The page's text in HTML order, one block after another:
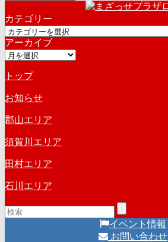
カ
イ
ブ
カテゴリー
カ
テ
ゴ
ー
アーカイブ
ア
カ
イ
ブ
トップ
お知らせ
郡山エリア
須賀川エリア
田村エリア
石川エリア
イベント情報
お問い合わせ